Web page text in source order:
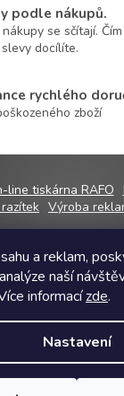
a reklam,
naší
informacízde.
Nastavení
í
p
y
v
s
u
podle nákupů.
se sčítají.
docílíte.
rychlého
zboží
line tiskárna RAFO
Výroba
. Všechna práva
cookies
a na Shoptet
Shoptetak.cz.